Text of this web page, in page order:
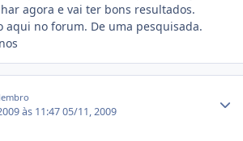
agora e vai ter bons resultados.
aqui no forum. De uma pesquisada.
às 11:4705/11, 2009